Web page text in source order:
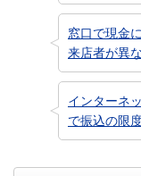
窓口で現金
来店者が異
インターネ
で振込の限